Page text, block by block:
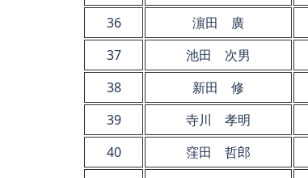
36
濵田 廣
37
池田 次男
38
新田 修
39
寺川 孝明
40
窪田 哲郎